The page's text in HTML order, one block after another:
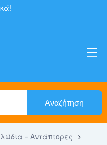
Αναζήτηση
- Αντάπτορες